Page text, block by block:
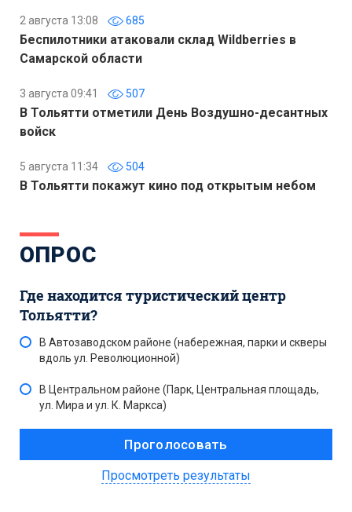
2 августа 13:08 685
Беспилотники атаковали склад Wildberries в
Самарской области
3 августа 09:41 507
В Тольятти отметили День Воздушно-десантных
войск
5 августа 11:34 504
В Тольятти покажут кино под открытым небом
ОПРОС
Где находится туристический центр
Тольятти?
В Автозаводском районе (набережная, парки и скверы
вдоль ул. Революционной)
В Центральном районе (Парк, Центральная площадь,
ул. Мира и ул. К. Маркса)
Просмотреть результаты